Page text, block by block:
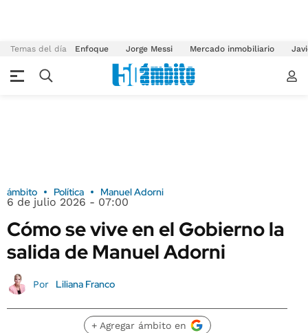
Temas del día Enfoque Jorge Messi Mercado inmobiliario
ámbito Política Manuel Adorni
6 de julio 2026 - 07:00
Cómo se vive en el Gobierno la
salida de Manuel Adorni
Por Liliana Franco
+ Agregar ámbito en